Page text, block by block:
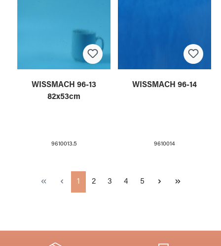
WISSMACH 96-13
82x53cm
9610013.5
WISSMACH 96-14
9610014
Seite
1 Seite
2 Seite
3 Seite
4 Seite
5